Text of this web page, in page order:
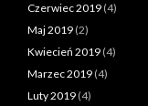
Czerwiec 2019 (4)
Maj 2019 (2)
Kwiecień 2019 (4)
Marzec 2019 (4)
Luty 2019 (4)